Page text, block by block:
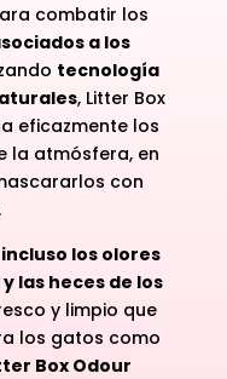
combatir los
a los
tecnología
, Litter Box
eficazmente los
la atmósfera, en
con
los olores
las heces de los
y limpio que
los gatos como
Box Odour